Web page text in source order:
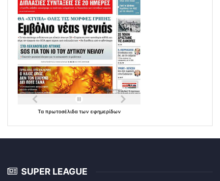
Τα πρωτοσέλιδα των εφημερίδων
SUPER LEAGUE